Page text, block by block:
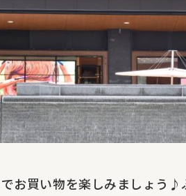
お買い物を楽しみましょう♪